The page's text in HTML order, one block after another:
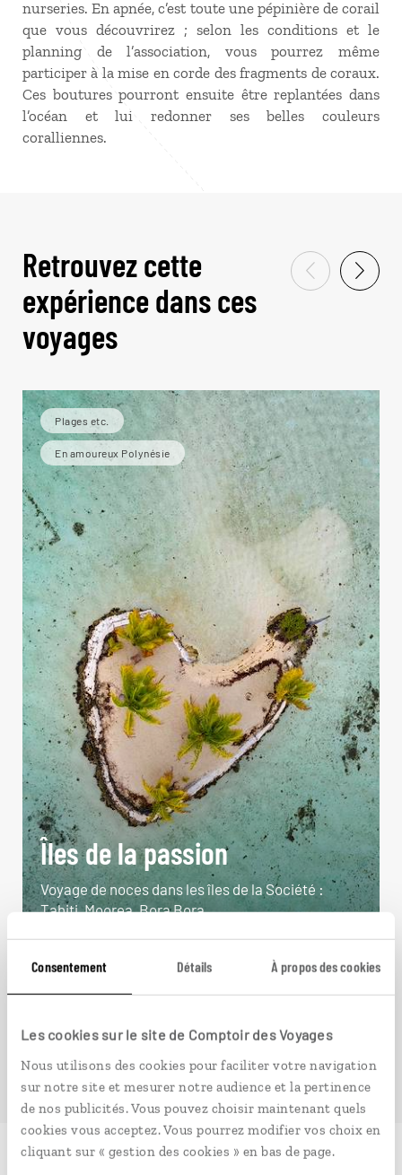
Consentement Détails À propos des cookies
Les cookies sur le site de Comptoir des Voyages
Nous utilisons des cookies pour faciliter votre navigation
sur notre site et mesurer notre audience et la pertinence
de nos publicités. Vous pouvez choisir maintenant quels
cookies vous acceptez. Vous pourrez modifier vos choix en
cliquant sur « gestion des cookies » en bas de page.
nurseries. En apnée, c’est toute une pépinière de corail
que vous découvrirez ; selon les conditions et le
planning de l’association, vous pourrez même
participer à la mise en corde des fragments de coraux.
Ces boutures pourront ensuite être replantées dans
l’océan et lui redonner ses belles couleurs
coralliennes.
Retrouvez cette
expérience dans ces
voyages
Plages etc.
En amoureux Polynésie
Îles de la passion
Voyage de noces dans les îles de la Société :
Tahiti, Moorea, Bora Bora...
à partir de 5300€